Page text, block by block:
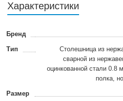
Характеристики
Бренд
Тип
Столешница из
сварной из
оцинкованной стали 0.8
полка,
Размер